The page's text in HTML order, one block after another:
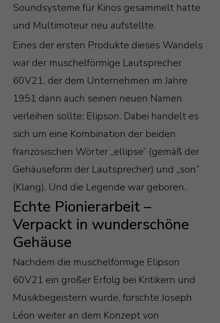
Soundsysteme für Kinos gesammelt hatte
und Multimoteur neu aufstellte.
Eines der ersten Produkte dieses Wandels
war der muschelförmige Lautsprecher
60V21, der dem Unternehmen im Jahre
1951 dann auch seinen neuen Namen
verleihen sollte; Elipson. Dabei handelt es
sich um eine Kombination der beiden
französischen Wörter „ellipse“ (gemäß der
Gehäuseform der Lautsprecher) und „son“
(Klang). Und die Legende war geboren.
Echte Pionierarbeit –
Verpackt in wunderschöne
Gehäuse
Nachdem die muschelförmige Elipson
60V21 ein großer Erfolg bei Kritikern und
Musikbegeistern wurde, forschte Joseph
Léon weiter an dem Konzept von